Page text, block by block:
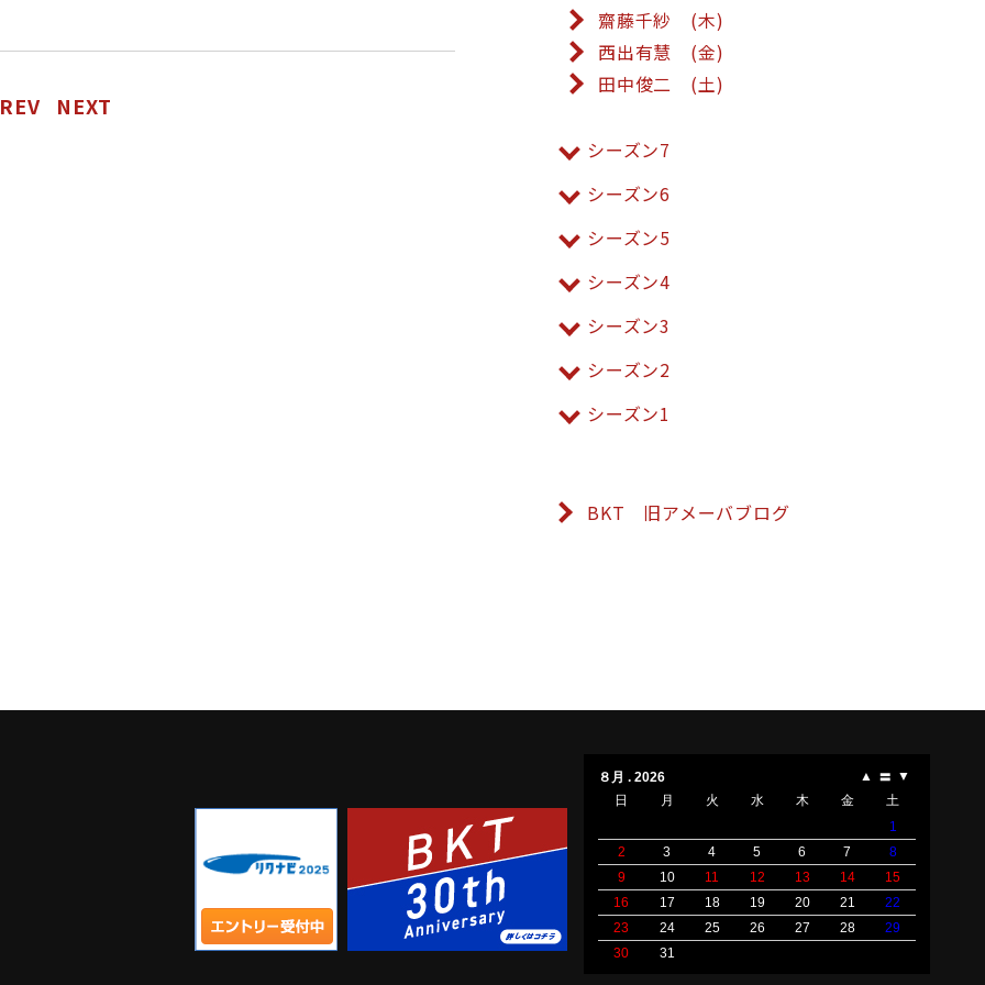
NEXT
齋藤千紗 (木)
西出有慧 (金)
田中俊二 (土)
シーズン7
シーズン6
シーズン5
シーズン4
シーズン3
シーズン2
シーズン1
BKT 旧アメーバブログ